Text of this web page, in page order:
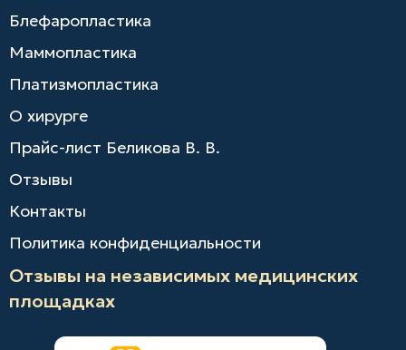
Блефаропластика
Маммопластика
Платизмопластика
О хирурге
Прайс-лист Беликова В. В.
Отзывы
Контакты
Политика конфиденциальности
Отзывы на независимых медицинских
площадках